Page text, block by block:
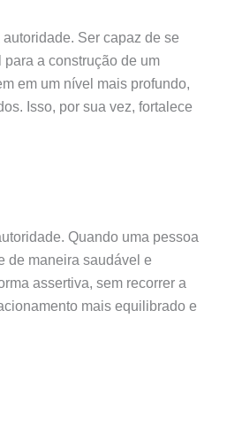
Ser capaz de se
a construção de um
em um nível mais profundo,
Isso, por sua vez, fortalece
Quando uma pessoa
de maneira saudável e
assertiva, sem recorrer a
mais equilibrado e